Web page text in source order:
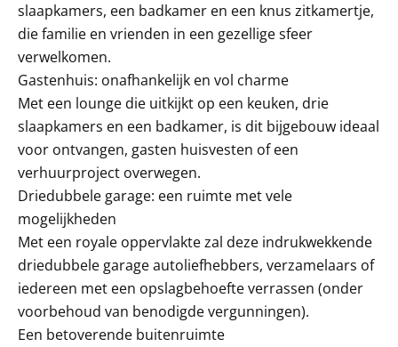
slaapkamers, een badkamer en een knus zitkamertje,
die familie en vrienden in een gezellige sfeer
verwelkomen.
Gastenhuis: onafhankelijk en vol charme
Met een lounge die uitkijkt op een keuken, drie
slaapkamers en een badkamer, is dit bijgebouw ideaal
voor ontvangen, gasten huisvesten of een
verhuurproject overwegen.
Driedubbele garage: een ruimte met vele
mogelijkheden
Met een royale oppervlakte zal deze indrukwekkende
driedubbele garage autoliefhebbers, verzamelaars of
iedereen met een opslagbehoefte verrassen (onder
voorbehoud van benodigde vergunningen).
Een betoverende buitenruimte